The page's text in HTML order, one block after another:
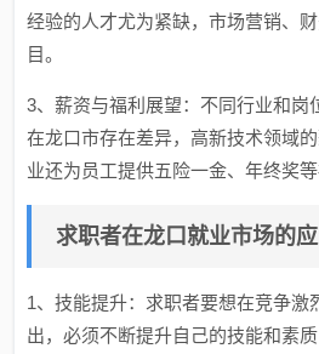
经验的人才尤为紧缺，市场营销、
目。
3、薪资与福利展望：不同行业和岗
在龙口市存在差异，高新技术领域
业还为员工提供五险一金、年终奖等
求职者在龙口就业市场的
1、技能提升：求职者要想在竞争激
出，必须不断提升自己的技能和素